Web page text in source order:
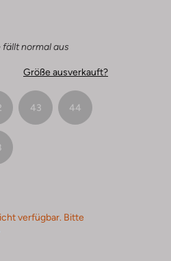
fällt normal aus
Größe ausverkauft?
43 44
verfügbar. Bitte